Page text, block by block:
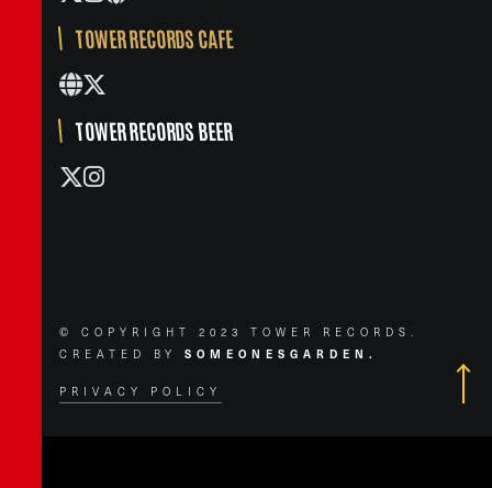
TOWER RECORDS CAFE
TOWER RECORDS BEER
© COPYRIGHT 2023 TOWER RECORDS.
CREATED BY SOMEONESGARDEN.
PRIVACY POLICY